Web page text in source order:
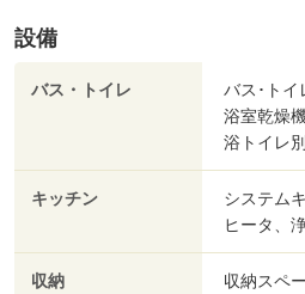
設備
バス・トイレ
バス･トイ
浴室乾燥
浴トイレ
キッチン
システム
ヒータ、
収納
収納スペ